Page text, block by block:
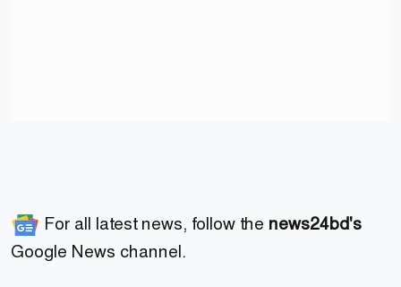
For all latest news, follow the news24bd's
Google News channel.